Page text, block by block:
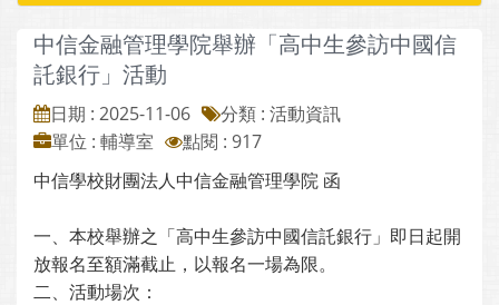
中信金融管理學院舉辦「高中生參訪中國信
託銀行」活動
日期 : 2025-11-06
分類 : 活動資訊
單位 : 輔導室
點閱 : 917
中信學校財團法人中信金融管理學院 函
一、本校舉辦之「高中生參訪中國信託銀行」即日起開
放報名至額滿截止，以報名一場為限。
二、活動場次：